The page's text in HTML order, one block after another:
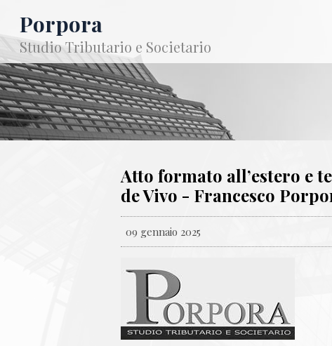
Porpora
Studio Tributario e Societario
Atto formato all’estero e
de Vivo - Francesco
09 gennaio 2025